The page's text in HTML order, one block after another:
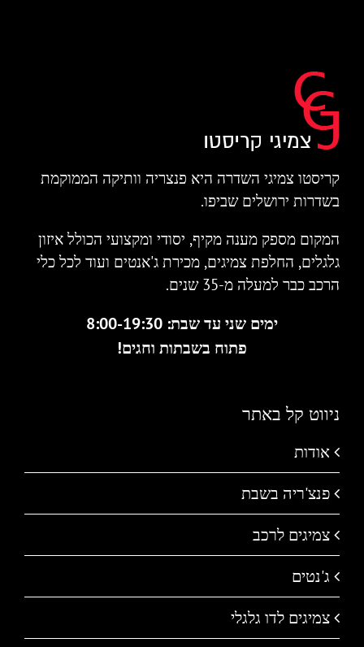
קריסטו צמיגי השדרה היא פנצריה וותיקה הממוקמת
בשדרות ירושלים שביפו.
המקום מספק מענה מקיף, יסודי ומקצועי הכולל איזון
גלגלים, החלפת צמיגים, מכירת ג'אנטים ועוד לכל כלי
הרכב כבר למעלה מ-35 שנים.
ימים שני עד שבת: 8:00-19:30
פתוח בשבתות וחגים!
ניווט קל באתר
אודות
פנצ'ריה בשבת
צמיגים לרכב
ג'נטים
צמיגים לדו גלגלי